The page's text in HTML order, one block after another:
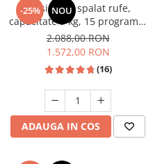
-25% NOU
Masina de spalat rufe,
capacitate 9 kg, 15 programe,
1400 Rpm, clasa A, Slim,
motor Inverter, Samus WSLI-
9144
2.088,00 RON
1.572,00 RON
(16)
ADAUGA IN COS